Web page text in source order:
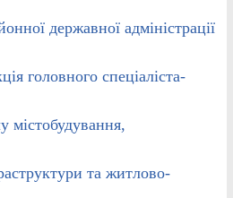
державної адміністрації
головного спеціаліста-
містобудування,
та житлово-